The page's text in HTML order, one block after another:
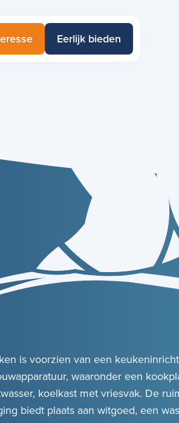
Eerlijk bieden
is voorzien van een
waaronder een
koelkast met vriesvak. De
biedt plaats aan witgoed, een